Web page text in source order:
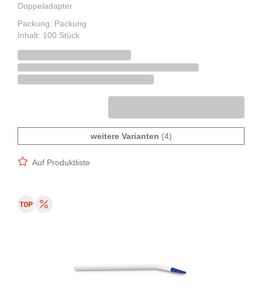
Doppeladapter
Packung: Packung
Inhalt: 100 Stück
weitere Varianten (4)
Auf Produktliste